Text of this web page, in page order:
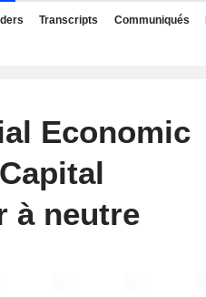
Transcripts Communiqués
Economic
à neutre